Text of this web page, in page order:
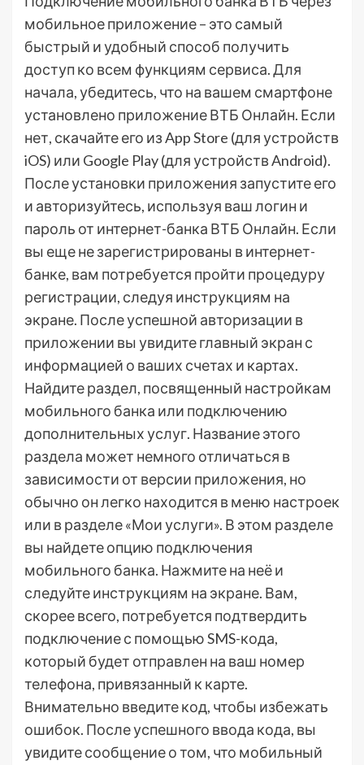
мобильное приложение – это самый
быстрый и удобный способ получить
доступ ко всем функциям сервиса. Для
начала, убедитесь, что на вашем смартфоне
установлено приложение ВТБ Онлайн. Если
нет, скачайте его из App Store (для устройств
iOS) или Google Play (для устройств Android).
После установки приложения запустите его
и авторизуйтесь, используя ваш логин и
пароль от интернет-банка ВТБ Онлайн. Если
вы еще не зарегистрированы в интернет-
банке, вам потребуется пройти процедуру
регистрации, следуя инструкциям на
экране. После успешной авторизации в
приложении вы увидите главный экран с
информацией о ваших счетах и картах.
Найдите раздел, посвященный настройкам
мобильного банка или подключению
дополнительных услуг. Название этого
раздела может немного отличаться в
зависимости от версии приложения, но
обычно он легко находится в меню настроек
или в разделе «Мои услуги». В этом разделе
вы найдете опцию подключения
мобильного банка. Нажмите на неё и
следуйте инструкциям на экране. Вам,
скорее всего, потребуется подтвердить
подключение с помощью SMS-кода,
который будет отправлен на ваш номер
телефона, привязанный к карте.
Внимательно введите код, чтобы избежать
ошибок. После успешного ввода кода, вы
увидите сообщение о том, что мобильный